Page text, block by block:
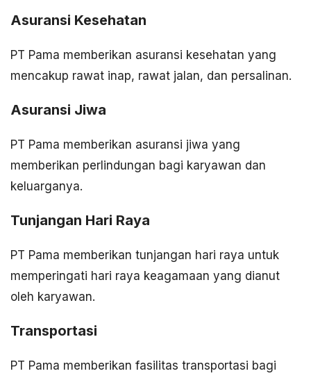
Asuransi Kesehatan
PT Pama memberikan asuransi kesehatan yang
mencakup rawat inap, rawat jalan, dan persalinan.
Asuransi Jiwa
PT Pama memberikan asuransi jiwa yang
memberikan perlindungan bagi karyawan dan
keluarganya.
Tunjangan Hari Raya
PT Pama memberikan tunjangan hari raya untuk
memperingati hari raya keagamaan yang dianut
oleh karyawan.
Transportasi
PT Pama memberikan fasilitas transportasi bagi